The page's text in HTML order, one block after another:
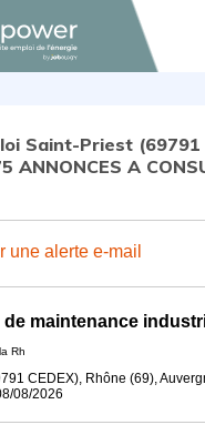
Saint-Priest (69791
ANNONCES A
une alerte e-mail
maintenance
Rh
CEDEX), Rhône (69),
08/2026